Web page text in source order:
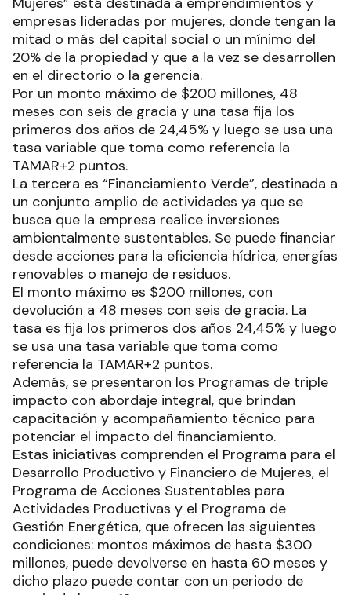
empresas lideradas por mujeres, donde tengan la
mitad o más del capital social o un mínimo del
20% de la propiedad y que a la vez se desarrollen
en el directorio o la gerencia.
Por un monto máximo de $200 millones, 48
meses con seis de gracia y una tasa fija los
primeros dos años de 24,45% y luego se usa una
tasa variable que toma como referencia la
TAMAR+2 puntos.
La tercera es “Financiamiento Verde”, destinada a
un conjunto amplio de actividades ya que se
busca que la empresa realice inversiones
ambientalmente sustentables. Se puede financiar
desde acciones para la eficiencia hídrica, energías
renovables o manejo de residuos.
El monto máximo es $200 millones, con
devolución a 48 meses con seis de gracia. La
tasa es fija los primeros dos años 24,45% y luego
se usa una tasa variable que toma como
referencia la TAMAR+2 puntos.
Además, se presentaron los Programas de triple
impacto con abordaje integral, que brindan
capacitación y acompañamiento técnico para
potenciar el impacto del financiamiento.
Estas iniciativas comprenden el Programa para el
Desarrollo Productivo y Financiero de Mujeres, el
Programa de Acciones Sustentables para
Actividades Productivas y el Programa de
Gestión Energética, que ofrecen las siguientes
condiciones: montos máximos de hasta $300
millones, puede devolverse en hasta 60 meses y
dicho plazo puede contar con un periodo de